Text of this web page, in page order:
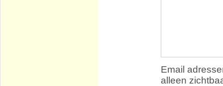
Email
alleen